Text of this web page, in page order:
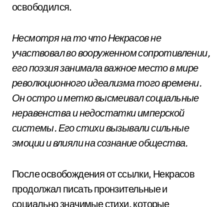
освободился.
Несмотря на то что Некрасов не
участвовал во вооруженном сопротивлении,
его поэзия занимала важное место в мире
революционного идеализма того времени.
Он остро и метко высмеивал социальные
неравенства и недостатки имперской
системы. Его стихи вызывали сильные
эмоции и влияли на сознание общества.
После освобождения от ссылки, Некрасов
продолжал писать пронзительные и
социально значимые стихи, которые